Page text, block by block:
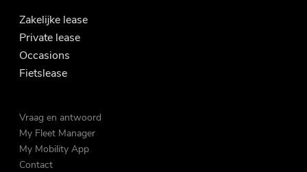
Zakelijke lease
Private lease
Occasions
Fietslease
Vraag en antwoord
My Fleet Manager
My Mobility App
Contact